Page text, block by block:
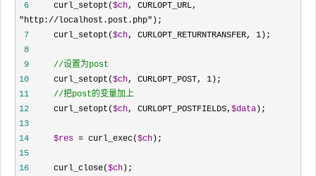
6
     curl_setopt(
$ch, CURLOPT_URL,
"http://localhost.post.php"
7
     curl_setopt(
$ch, CURLOPT_RETURNTRANSFER, 1
8
9
//设置为post
10
     curl_setopt(
$ch, CURLOPT_POST, 1
11
//把post的变量加上
12
     curl_setopt(
$ch, CURLOPT_POSTFIELDS, $data
13
14
$res = curl_exec($ch
15
16
     curl_close(
$ch